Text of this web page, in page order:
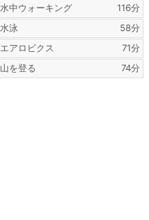
水中ウォーキング
116分
水泳
58分
エアロビクス
71分
山を登る
74分